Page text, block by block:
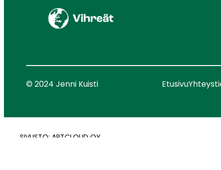
© 2024 Jenni Kuisti Etusivu
SIVUSTO: ARTCLOUD OY